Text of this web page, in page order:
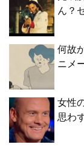
ん？
何故
ニメ
女性
思わ